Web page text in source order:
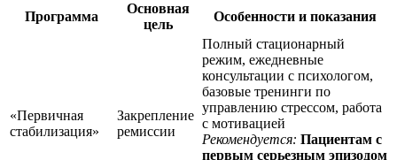
Программа
Основная
цель
Особенности и показания
«Первичная
стабилизация»
Закрепление
ремиссии
Полный стационарный
режим, ежедневные
консультации с психологом,
базовые тренинги по
управлению стрессом, работа
с мотивацией
Рекомендуется: Пациентам с
первым серьезным эпизодом